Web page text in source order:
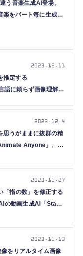
う音楽生成AI登場。
楽をパート毎に生成
）
推定する
語に頼らず画像理解す
生成AIウィークリ
2023.12.11
思うがままに抜群の精
Anyone」、話
」など重要論文5本を
ークリー）
2023.12.4
「指の数」を修正する
の動画生成AI「Stable
クリー）
2023.11.27
をリアルタイム画像
2023.11.13